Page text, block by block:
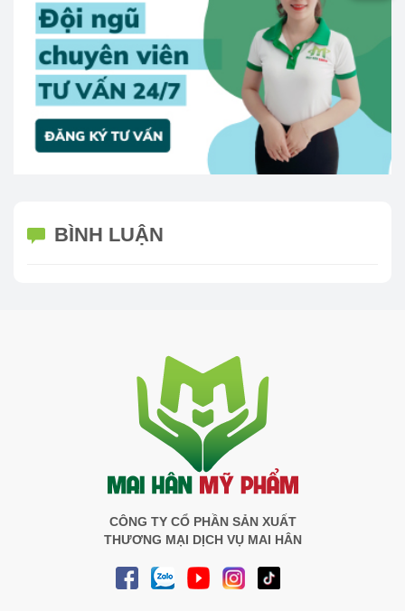
BÌNH LUẬN
CÔNG TY CỔ PHẦN SẢN XUẤT
THƯƠNG MẠI DỊCH VỤ MAI HÂN